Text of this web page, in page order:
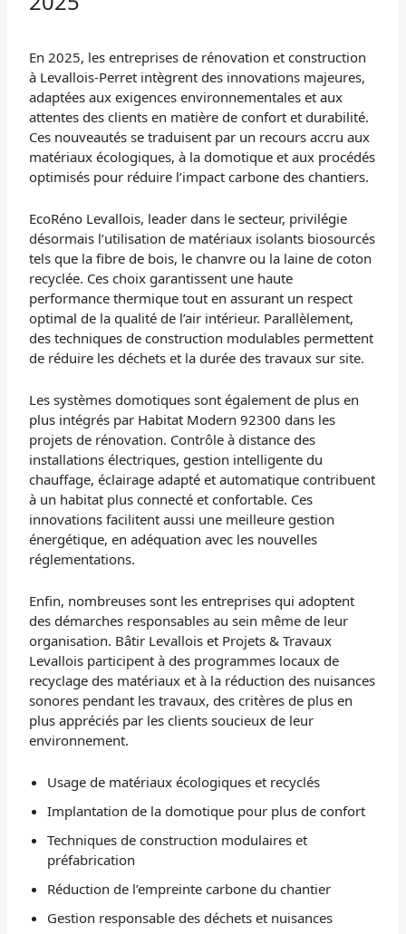
En 2025, les entreprises de rénovation et construction
à Levallois-Perret intègrent des innovations majeures,
adaptées aux exigences environnementales et aux
attentes des clients en matière de confort et durabilité.
Ces nouveautés se traduisent par un recours accru aux
matériaux écologiques, à la domotique et aux procédés
optimisés pour réduire l’impact carbone des chantiers.
EcoRéno Levallois, leader dans le secteur, privilégie
désormais l’utilisation de matériaux isolants biosourcés
tels que la fibre de bois, le chanvre ou la laine de coton
recyclée. Ces choix garantissent une haute
performance thermique tout en assurant un respect
optimal de la qualité de l’air intérieur. Parallèlement,
des techniques de construction modulables permettent
de réduire les déchets et la durée des travaux sur site.
Les systèmes domotiques sont également de plus en
plus intégrés par Habitat Modern 92300 dans les
projets de rénovation. Contrôle à distance des
installations électriques, gestion intelligente du
chauffage, éclairage adapté et automatique contribuent
à un habitat plus connecté et confortable. Ces
innovations facilitent aussi une meilleure gestion
énergétique, en adéquation avec les nouvelles
réglementations.
Enfin, nombreuses sont les entreprises qui adoptent
des démarches responsables au sein même de leur
organisation. Bâtir Levallois et Projets & Travaux
Levallois participent à des programmes locaux de
recyclage des matériaux et à la réduction des nuisances
sonores pendant les travaux, des critères de plus en
plus appréciés par les clients soucieux de leur
environnement.
Usage de matériaux écologiques et recyclés
Implantation de la domotique pour plus de confort
Techniques de construction modulaires et
préfabrication
Réduction de l’empreinte carbone du chantier
Gestion responsable des déchets et nuisances